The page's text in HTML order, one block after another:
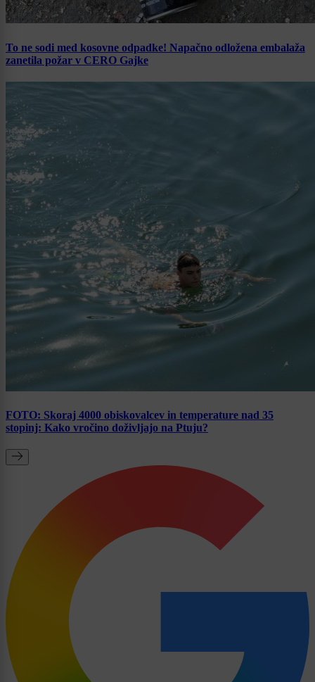
To ne sodi med kosovne odpadke! Napačno odložena embalaža
zanetila požar v CERO Gajke
FOTO: Skoraj 4000 obiskovalcev in temperature nad 35
stopinj: Kako vročino doživljajo na Ptuju?